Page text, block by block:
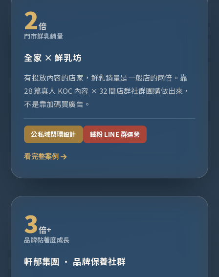
2倍
門市鮮乳銷量
全家 × 鮮乳坊
有投放內容的店家，鮮乳銷量是一般店的兩倍。靠
28 篇真人 KOC 內容 × 32 間店群社群團購做出來，
不是靠加碼買廣告。
公私域閉環設計 鐵粉 LINE 群運營
看完整案例
3倍+
品牌黏著度成長
軒郁集團 · 品牌保養社群